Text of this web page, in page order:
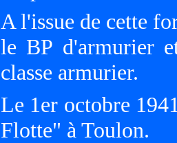
A l'issue de cette
le BP d'armurier
classe armurier.
Le 1er octobre
Flotte" à Toulon.